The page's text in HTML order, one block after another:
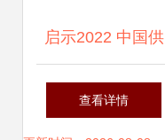
启示2022 中国供
应链管理服务行业
查看详情